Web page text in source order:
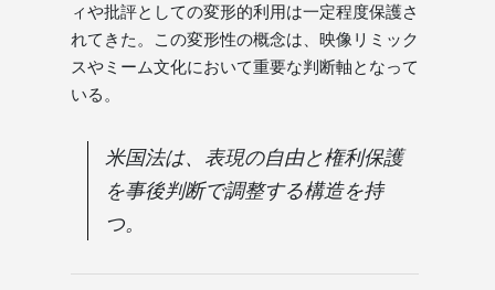
ィや批評としての変形的利用は一定程度保護さ
れてきた。この変形性の概念は、映像リミック
スやミーム文化において重要な判断軸となって
いる。
米国法は、表現の自由と権利保護
を事後判断で調整する構造を持
つ。